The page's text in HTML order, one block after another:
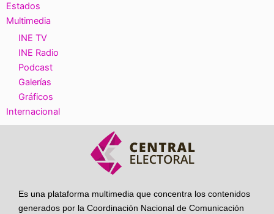
Estados
Multimedia
INE TV
INE Radio
Podcast
Galerías
Gráficos
Internacional
Es una plataforma multimedia que concentra los contenidos
generados por la Coordinación Nacional de Comunicación